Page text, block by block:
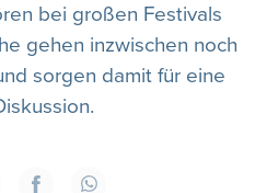
bei großen Festivals
gehen inzwischen noch
sorgen damit für eine